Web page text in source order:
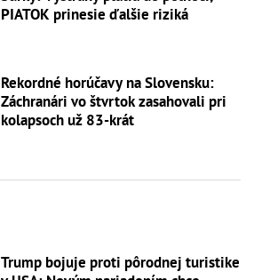
PIATOK prinesie ďalšie riziká
Rekordné horúčavy na Slovensku:
Záchranári vo štvrtok zasahovali pri
kolapsoch už 83-krát
Trump bojuje proti pôrodnej turistike